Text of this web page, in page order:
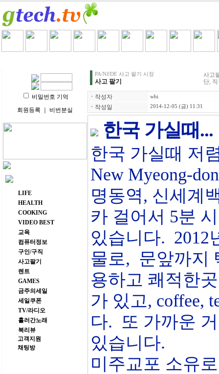
비밀번호 기억
회원등록
비번분실
주요 메뉴
LIFE
HEALTH
COOKING
VIDEO BEST
교육
컴퓨터정보
구인/구직
사고팔기
렌트
GAMES
금주의세일
세일쿠폰
TV/라디오
흘러간노래
북리뷰
고객지원
채팅방
PA/NJ/DE 사고 팔기 시장
사고 팔기
사고
단,
ㆍ 작성자 whi
ㆍ 작성일 2014-12-05 (금) 11:31
한국 가실때...
한국 가실때 저
New Myeong-
명동역, 신세계
카 걸어서 5분
있습니다. 2012
물로, 문앞까지
용하고 쾌적한
가 있고, coffee,
다. 또 가까운
있습니다.
미주교포 소유